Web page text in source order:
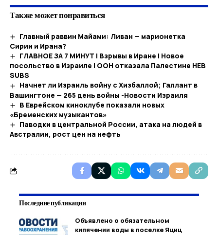
Также может понравиться
Главный раввин Майами: Ливан — марионетка
Сирии и Ирана?
ГЛАВНОЕ ЗА 7 МИНУТ | Взрывы в Иране | Новое
посольство в Израиле | ООН отказала Палестине HEB
SUBS
Начнет ли Израиль войну с Хизбаллой; Галлант в
Вашингтоне — 265 день войны -Новости Израиля
В Еврейском киноклубе показали новых
«Бременских музыкантов»
Паводки в центральной России, атака на людей в
Австралии, рост цен на нефть
Последние публикации
Объявлено о обязательном
кипячении воды в поселке Яциц